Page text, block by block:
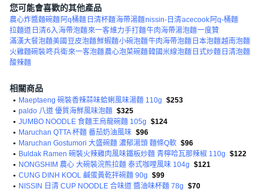
您可能會喜歡的其他產品
農心炸醬麵碗麵 阿q桶麵 日清杯麵海帶湯麵nissin-日清acecook 阿q-桶麵
拉麵道 日清6入海帶泡麵來一客維力手打麵牛肉海帶湯泡麵一度贊
滿漢大餐泡麵美國 豆皮泡麵鮮蝦麵小碗泡麵牛肉海帶泡麵 日本泡麵越南泡麵
火雞麵碗裝咚兵衛來一客泡麵農心泡菜碗麵韓國米線泡麵 日式炒麵 日清泡麵
酸辣麵
相關商品
• Maeptaeng 碗裝香辣蒜味蛤蜊風味湯麵 110g $253
• paldo 八道 優質海鮮風味泡麵 $325
• JUMBO NOODLE 食麵王烏龍碗麵 105g $124
• Maruchan QTTA 杯麵 番茄奶油風味 $96
• Maruchan Gostumori 大盛碗麵 濃郁湯頭 麵條Q軟 $96
• Buldak Ramen 碗裝火辣雞肉風味鐵板炒麵 青檸哈瓦那辣椒 110g $122
• NONGSHIM 農心 大碗裝浣熊拉麵 泰式咖哩風味 104g $121
• CUNG DINH KOOL 鹹蛋黃乾拌碗麵 90g $99
• NISSIN 日清 CUP NOODLE 合味道 醬油味杯麵 78g $70